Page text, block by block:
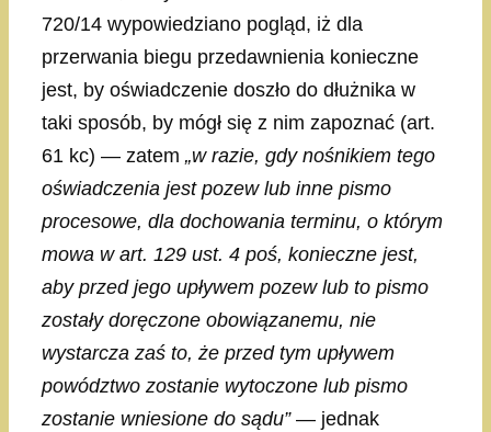
720/14 wypowiedziano pogląd, iż dla
przerwania biegu przedawnienia konieczne
jest, by oświadczenie doszło do dłużnika w
taki sposób, by mógł się z nim zapoznać (art.
61 kc) — zatem „w razie, gdy nośnikiem tego
oświadczenia jest pozew lub inne pismo
procesowe, dla dochowania terminu, o którym
mowa w art. 129 ust. 4 poś, konieczne jest,
aby przed jego upływem pozew lub to pismo
zostały doręczone obowiązanemu, nie
wystarcza zaś to, że przed tym upływem
powództwo zostanie wytoczone lub pismo
zostanie wniesione do sądu”— jednak